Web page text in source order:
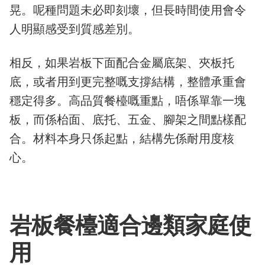
晃。呢種問題未必即刻壞，但長時間使用會令
人明顯感受到質感差別。
相反，如果岩板下面配合金屬底架、夾板托
底，或者用到更完整嘅支撐結構，整體承重會
穩定得多。高品質餐檯嘅重點，唔係單靠一塊
板，而係枱面、底托、五金、腳架之間點樣配
合。材料本身只係起點，結構先係耐用度核
心。
岩板餐檯適合邊類家庭使
用